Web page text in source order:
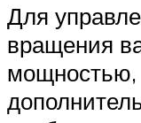
Для
вращения
мощностью,